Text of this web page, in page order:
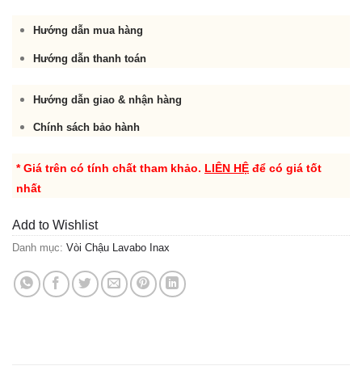
Hướng dẫn mua hàng
Hướng dẫn thanh toán
Hướng dẫn giao & nhận hàng
Chính sách bảo hành
* Giá trên có tính chất tham khảo. LIÊN HỆ để có giá tốt
nhất
Add to Wishlist
Danh mục: Vòi Chậu Lavabo Inax